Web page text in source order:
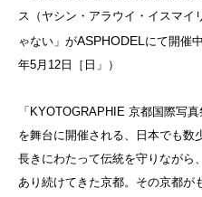
ス（ヤシン・アラウイ・イスマイ
ゃない」 がASPHODEL にて開催
年5月12日［日」）
「KYOTOGRAPHIE 京都国際写
を舞台に開催される、日本でも数
長きにわたって伝統を守りながら
あり続けてきた京都。その京都が